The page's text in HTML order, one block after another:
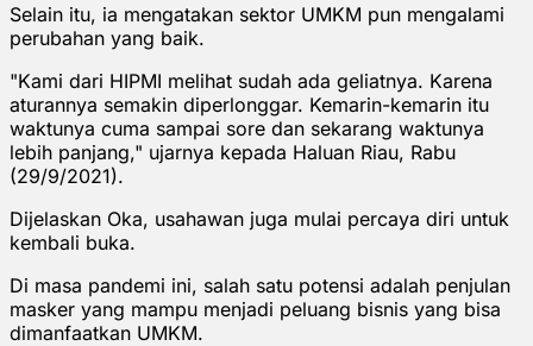
Selain itu, ia mengatakan sektor UMKM pun mengalami
perubahan yang baik.
"Kami dari HIPMI melihat sudah ada geliatnya. Karena
aturannya semakin diperlonggar. Kemarin-kemarin itu
waktunya cuma sampai sore dan sekarang waktunya
lebih panjang," ujarnya kepada Haluan Riau, Rabu
(29/9/2021).
Dijelaskan Oka, usahawan juga mulai percaya diri untuk
kembali buka.
Di masa pandemi ini, salah satu potensi adalah penjulan
masker yang mampu menjadi peluang bisnis yang bisa
dimanfaatkan UMKM.